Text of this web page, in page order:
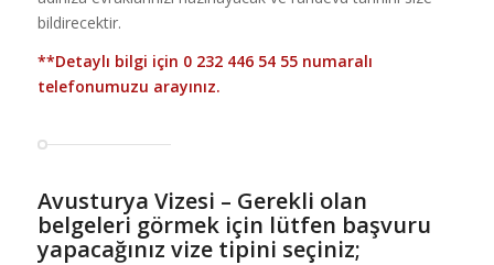
bildirecektir.
**Detaylı bilgi için 0 232 446 54 55numaralı
telefonumuzu arayınız.
Avusturya Vizesi – Gerekli olan
belgeleri görmek için lütfen başvuru
yapacağınız vize tipini seçiniz;